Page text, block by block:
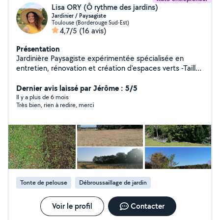
Lisa ORY (Ô rythme des jardins)
Jardinier / Paysagiste
Toulouse (Borderouge Sud-Est)
4,7/5 (16 avis)
Présentation
Jardinière Paysagiste expérimentée spécialisée en
entretien, rénovation et création d'espaces verts -Taille
de massifs -Évacuation de déchets verts -Arrosage en
goutte à goutte et programmation -Scarification -
Preparation de terrain pour un engazonnement -Pose de
Livraisons jusqu'à 1 tonne -Installation de treillis pour
plantes grimpantes -Installation de bâche anti
germination -Pose de paillage organique et minéral -
Plantation de haie -Plantation d'arbres -Elagage de
fruitiers et arbres d'ornement -Demoussage d'allees,
façades, murets -Passage du karsher -Création de
potager surélevé -Taille architecturale -Desherbage -
Aménagement de balcon -Production et vente de
plants d'ornement -...
Dernier avis laissé par Jérôme : 5/5
Il y a plus de 6 mois
Très bien, rien à redire, merci
Tonte de pelouse Débroussaillage de jardin
Voir le profil Contacter